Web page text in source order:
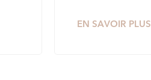
EN SAVOIR PLUS